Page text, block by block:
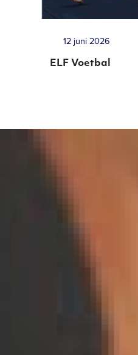
12 juni 2026
ELF Voetbal